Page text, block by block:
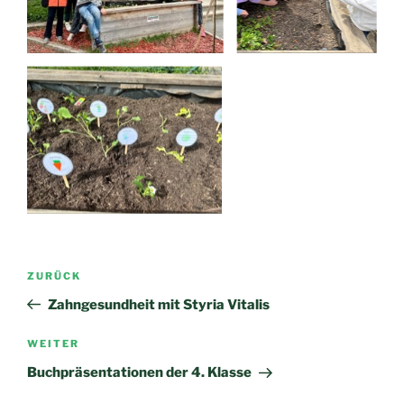
Beitragsnavigation
Vorheriger
Beitrag
ZURÜCK
Zahngesundheit mit Styria Vitalis
Nächster
Beitrag
WEITER
Buchpräsentationen der 4. Klasse